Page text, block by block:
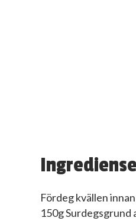
Fördeg kvällen innan
150g Surdegsgrund